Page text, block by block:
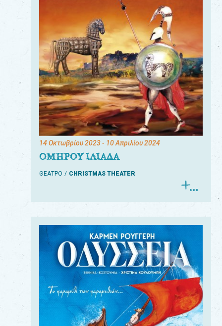
14 Οκτωβρίου 2023- 10 Απριλίου 2024
ΟΜΗΡΟΥ ΙΛΙΑΔΑ
ΘΕΑΤΡΟ CHRISTMAS THEATER